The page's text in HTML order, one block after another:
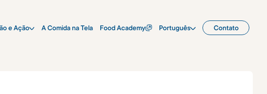
e Ação A Comida na Tela Food Academy Português Contato